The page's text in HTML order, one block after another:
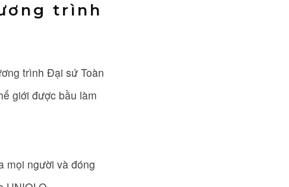
trình
trình Đại sứ Toàn
giới được bầu làm
mọi người và đóng